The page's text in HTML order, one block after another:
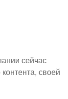
сейчас
своей